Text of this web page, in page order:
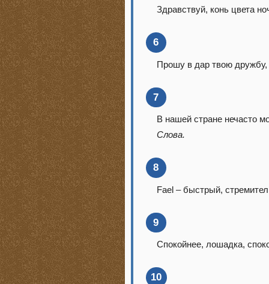
Здравствуй, конь цвета
6
Прошу в дар твою
7
В нашей стране нечасто
Слова.
8
Fael – быстрый,
9
Спокойнее, лошадка,
10